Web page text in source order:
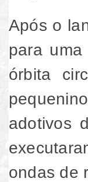
Após o
para
órbita
adotivos
ondas de